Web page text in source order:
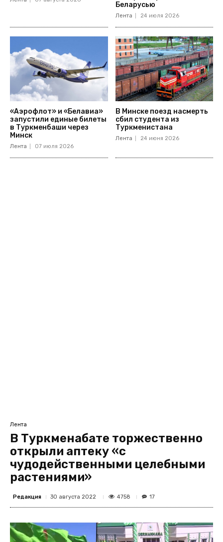
Беларусью
Лента 24 июля 2026
«Аэрофлот» и «Белавиа»
запустили единые билеты
в Туркменбаши через
Минск
Лента 07 июля 2026
В Минске поезд насмерть
сбил студента из
Туркменистана
Лента 24 июня 2026